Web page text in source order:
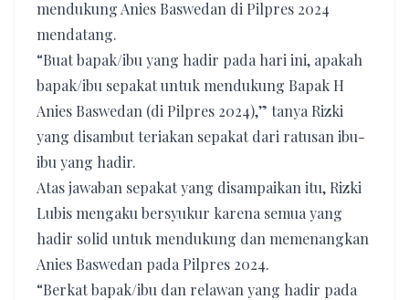
mendukung Anies Baswedan di Pilpres 2024
mendatang.
“Buat bapak/ibu yang hadir pada hari ini, apakah
bapak/ibu sepakat untuk mendukung Bapak H
Anies Baswedan (di Pilpres 2024),” tanya Rizki
yang disambut teriakan sepakat dari ratusan ibu-
ibu yang hadir.
Atas jawaban sepakat yang disampaikan itu, Rizki
Lubis mengaku bersyukur karena semua yang
hadir solid untuk mendukung dan memenangkan
Anies Baswedan pada Pilpres 2024.
“Berkat bapak/ibu dan relawan yang hadir pada